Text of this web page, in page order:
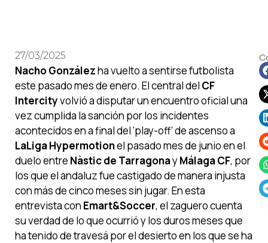
27/03/2025
Nacho Gonzálezha vuelto a sentirse futbolista
este pasado mes de enero. El central del CF
Intercityvolvió a disputar un encuentro oficial una
vez cumplida la sanción por los incidentes
acontecidos en a final del ‘play-off’ de ascenso a
LaLiga Hypermotionel pasado mes de junio en el
duelo entre Nàstic de TarragonayMálaga CF, por
los que el andaluz fue castigado de manera injusta
con más de cinco meses sin jugar. En esta
entrevista con Emart&Soccer, el zaguero cuenta
su verdad de lo que ocurrió y los duros meses que
ha tenido de travesá por el desierto en los que se ha